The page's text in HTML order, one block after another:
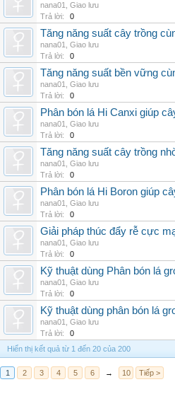
nana01
Giao lưu
Trả lời:
0
Tăng năng suất cây trồng
nana01
Giao lưu
Trả lời:
0
Tăng năng suất bền vững
nana01
Giao lưu
Trả lời:
0
Phân bón lá Hi Canxi giúp
nana01
Giao lưu
Trả lời:
0
Tăng năng suất cây trồng
nana01
Giao lưu
Trả lời:
0
Phân bón lá Hi Boron giúp
nana01
Giao lưu
Trả lời:
0
Giải pháp thúc đẩy rễ cực
nana01
Giao lưu
Trả lời:
0
Kỹ thuật dùng Phân bón lá
nana01
Giao lưu
Trả lời:
0
Kỹ thuật dùng phân bón lá
nana01
Giao lưu
Trả lời:
0
Hiển thị kết quả từ 1 đến 20 của 200
1 2 3 4 5 6 → 10 Tiếp >